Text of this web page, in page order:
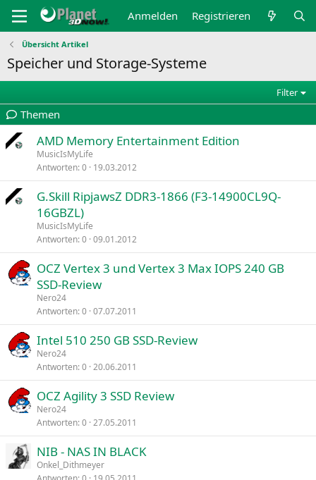
Anmelden Registrieren
Übersicht Artikel
Speicher und Storage-Systeme
Filter
Themen
AMD Memory Entertainment Edition
MusicIsMyLife
Antworten 0 19.03.2012
G.Skill RipjawsZ DDR3-1866 (F3-14900CL9Q-
16GBZL)
MusicIsMyLife
Antworten 0 09.01.2012
OCZ Vertex 3 und Vertex 3 Max IOPS 240 GB
SSD-Review
Nero24
Antworten 0 07.07.2011
Intel 510 250 GB SSD-Review
Nero24
Antworten 0 20.06.2011
OCZ Agility 3 SSD Review
Nero24
Antworten 0 27.05.2011
NIB - NAS IN BLACK
Onkel_Dithmeyer